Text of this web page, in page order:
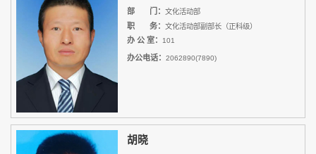
部 门：文化活动部
职 务：文化活动部副部长（正科级）
办 公 室： 101
办公电话：2062890(7890)
胡晓